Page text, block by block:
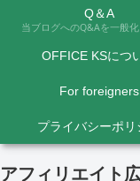
Q＆A
当ブログへのQ&Aを一般
OFFICE KSにつ
For foreigners
プライバシーポリ
アフィリエイト